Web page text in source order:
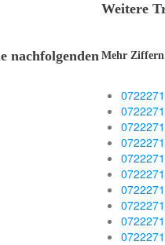
nachfolgenden
Weitere
Mehr Ziffern